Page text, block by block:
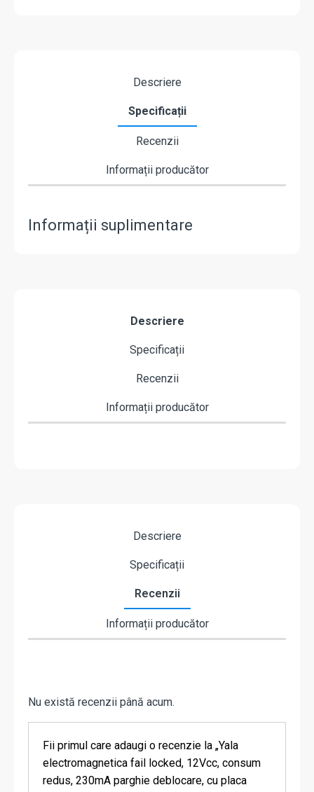
Descriere
Specificații
Recenzii
Informații producător
Informații suplimentare
Descriere
Specificații
Recenzii
Informații producător
Descriere
Specificații
Recenzii
Informații producător
Nu există recenzii până acum.
Fii primul care adaugi o recenzie la „Yala
electromagnetica fail locked, 12Vcc, consum
redus, 230mA parghie deblocare, cu placa